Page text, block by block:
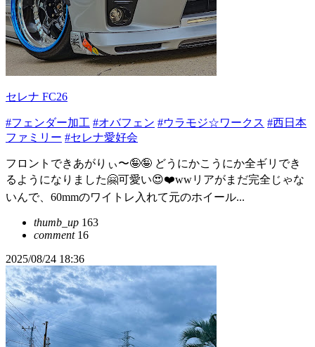
セレナ FC26
#フェンダー加工 #オバフェン #ウラモジ☆ワークス #西日本
ファミリー #セレナ愛好会
フロントできあがりぃ〜🤪🤪 どうにかこうにか全ギリでき
るようになりました🤗可愛い😍❤️wwリアがまだ完全じゃな
いんで、60mmのワイトレ入れて元のホイール...
thumb_up 163
comment16
2025/08/24 18:36